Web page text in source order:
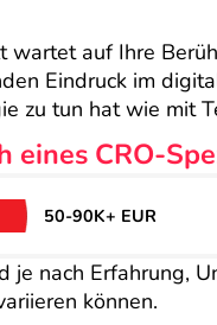
auf Ihre
Eindruck im
zu tun hat wie mit
eines CRO-
50-90K+ EUR
nach Erfahrung,
können.